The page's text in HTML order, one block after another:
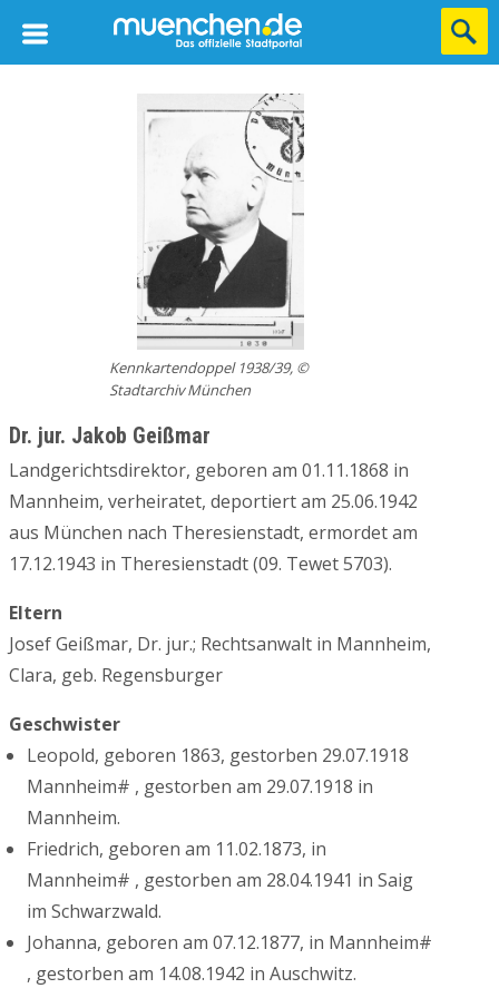
Kennkartendoppel 1938/39, ©
Stadtarchiv München
Dr. jur. Jakob Geißmar
Landgerichtsdirektor, geboren am 01.11.1868 in
Mannheim, verheiratet, deportiert am 25.06.1942
aus München nach Theresienstadt, ermordet am
17.12.1943 in Theresienstadt (09. Tewet 5703).
Eltern
Josef Geißmar, Dr. jur.; Rechtsanwalt in Mannheim,
Clara, geb. Regensburger
Geschwister
Leopold, geboren 1863, gestorben 29.07.1918
Mannheim# , gestorben am 29.07.1918 in
Mannheim.
Friedrich, geboren am 11.02.1873, in
Mannheim# , gestorben am 28.04.1941 in Saig
im Schwarzwald.
Johanna, geboren am 07.12.1877, in Mannheim#
, gestorben am 14.08.1942 in Auschwitz.